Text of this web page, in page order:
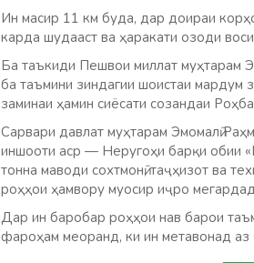
Ин масир 11 км буда, дар доираи
карда шудааст ва ҳаракати озоди
Ба таъкиди Пешвои миллат муҳтарам
ба таъмини зиндагии шоистаи
заминаи ҳамин сиёсати созандаи
Сарвари давлат муҳтарам Эмомалӣ
иншооти аср — Неругоҳи барқи обии
тонна маводи сохтмонӣ, таҷҳизот ва
роҳҳои ҳамвору муосир иҷро
Дар ин баробар роҳҳои нав барои
фароҳам меоранд, ки ин метавонад